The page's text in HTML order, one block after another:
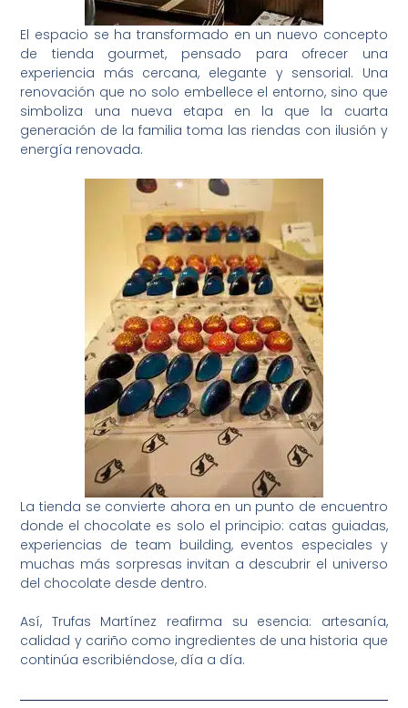
El espacio se ha transformado en un nuevo concepto
de tienda gourmet, pensado para ofrecer una
experiencia más cercana, elegante y sensorial. Una
renovación que no solo embellece el entorno, sino que
simboliza una nueva etapa en la que la cuarta
generación de la familia toma las riendas con ilusión y
energía renovada.
La tienda se convierte ahora en un punto de encuentro
donde el chocolate es solo el principio: catas guiadas,
experiencias de team building, eventos especiales y
muchas más sorpresas invitan a descubrir el universo
del chocolate desde dentro.
Así, Trufas Martínez reafirma su esencia: artesanía,
calidad y cariño como ingredientes de una historia que
continúa escribiéndose, día a día.